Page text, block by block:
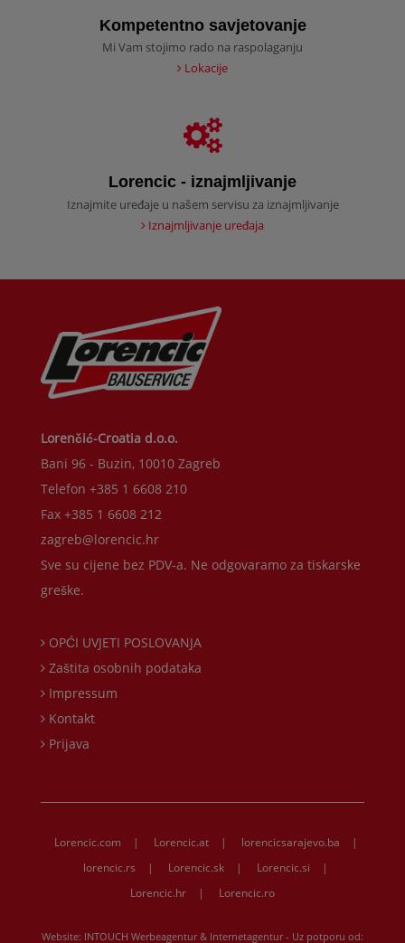
Kompetentno savjetovanje
Mi Vam stojimo rado na raspolaganju
Lokacije
Lorencic - iznajmljivanje
Iznajmite uređaje u našem servisu za iznajmljivanje
Iznajmljivanje uređaja
Lorenčić-Croatia d.o.o.
Bani 96 - Buzin, 10010 Zagreb
Telefon +385 1 6608 210
Fax +385 1 6608 212
zagreb@lorencic.hr
Sve su cijene bez PDV-a. Ne odgovaramo za tiskarske
greške.
OPĆI UVJETI POSLOVANJA
Zaštita osobnih podataka
Impressum
Kontakt
Prijava
Lorencic.com | Lorencic.at | lorencicsarajevo.ba
|
lorencic.rs
| Lorencic.sk | Lorencic.si
|
Lorencic.hr
| Lorencic.ro
Website: INTOUCH Werbeagentur & Internetagentur- Uz potporu od: